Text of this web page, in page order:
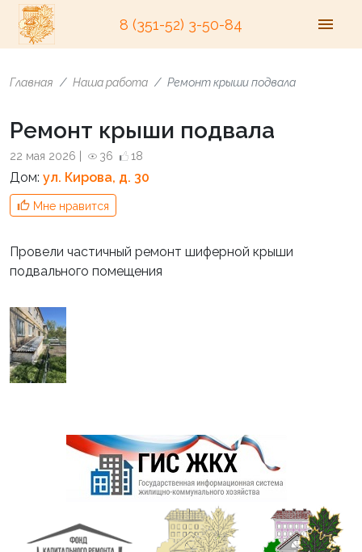
8 (351-52) 3-50-84
Главная Наша работа Ремонт крыши подвала
Ремонт крыши подвала
22 мая 2026 | 36 18
Дом: ул. Кирова, д. 30
Мне нравится
Провели частичный ремонт шиферной крыши
подвального помещения